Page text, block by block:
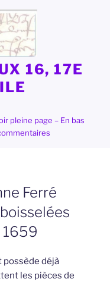
16, 17E
pleine page – En bas
Ferré
1659
déjà
les pièces de